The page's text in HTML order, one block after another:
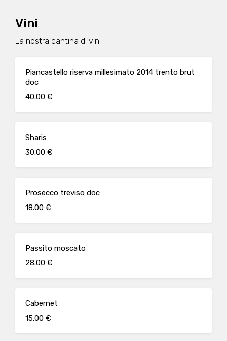
Vini
La nostra cantina di vini
Piancastello riserva millesimato 2014 trento brut
doc
40.00 €
Sharis
30.00 €
Prosecco treviso doc
18.00 €
Passito moscato
28.00 €
Cabernet
15.00 €